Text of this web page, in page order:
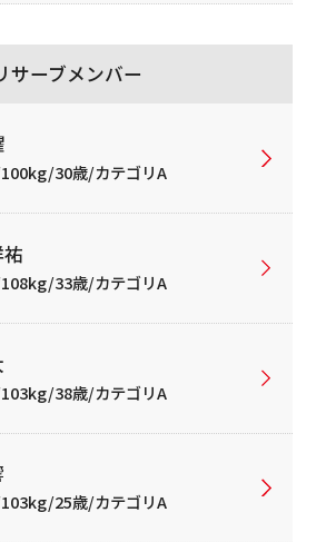
サーブメンバー
30歳/カテゴリA
33歳/カテゴリA
38歳/カテゴリA
25歳/カテゴリA